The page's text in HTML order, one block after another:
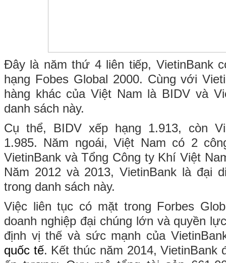
Đây là năm thứ 4 liên tiếp, VietinBank
hạng Fobes Global 2000. Cùng với
hàng khác của Việt Nam là BIDV và
danh sách này.
Cụ thể, BIDV xếp hạng 1.913, còn
1.985. Năm ngoái, Việt Nam có 2
VietinBank và Tổng Công ty Khí Việt
Năm 2012 và 2013, VietinBank là đại
trong danh sách này.
Việc liên tục có mặt trong Forbes
doanh nghiệp đại chúng lớn và quyền
định vị thế và sức mạnh của
quốc tế. Kết thúc năm 2014, VietinBank